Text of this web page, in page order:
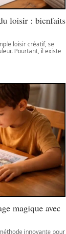
loisir : bienfaits
loisir créatif, se
Pourtant, il existe
magique avec
innovante pour